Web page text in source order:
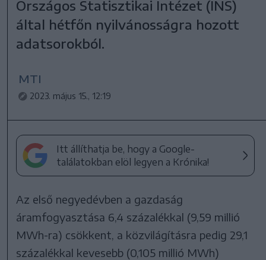
Országos Statisztikai Intézet (INS)
által hétfőn nyilvánosságra hozott
adatsorokból.
MTI
2023. május 15., 12:19
Itt állíthatja be, hogy a Google-
találatokban elöl legyen a Krónika!
Az első negyedévben a gazdaság
áramfogyasztása 6,4 százalékkal (9,59 millió
MWh-ra) csökkent, a közvilágításra pedig 29,1
százalékkal kevesebb (0,105 millió MWh)